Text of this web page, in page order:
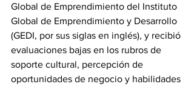
Global de Emprendimiento del Instituto
Global de Emprendimiento y Desarrollo
(GEDI, por sus siglas en inglés), y recibió
evaluaciones bajas en los rubros de
soporte cultural, percepción de
oportunidades de negocio y habilidades